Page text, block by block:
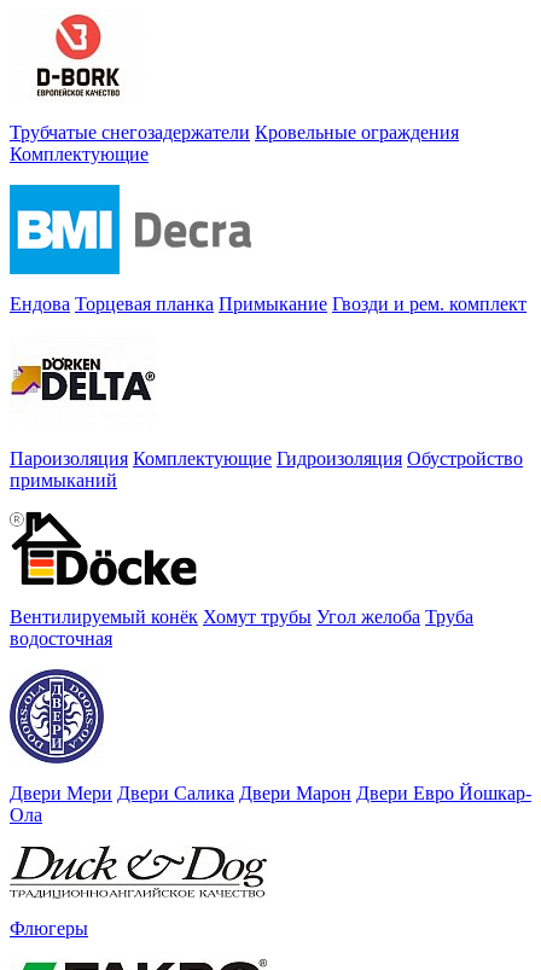
Трубчатые снегозадержатели Кровельные ограждения
Комплектующие
Ендова Торцевая планка Примыкание Гвозди и рем. комплект
Пароизоляция Комплектующие Гидроизоляция Обустройство
примыканий
Вентилируемый конёк Хомут трубы Угол желоба Труба
водосточная
Двери Мери Двери Салика Двери Марон Двери Евро Йошкар-
Ола
Флюгеры